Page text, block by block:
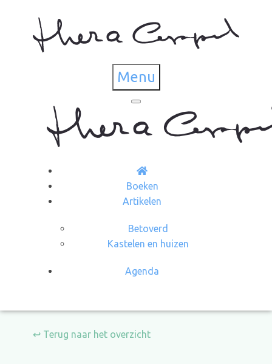
Menu
Boeken
Artikelen
Betoverd
Kastelen en huizen
Agenda
↩ Terug naar het overzicht